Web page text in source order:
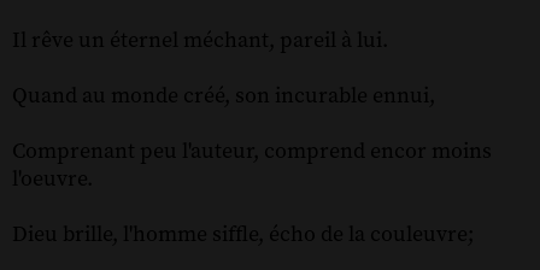
Il rêve un éternel méchant, pareil à lui.
Quand au monde créé, son incurable ennui,
Comprenant peu l'auteur, comprend encor moins
l'oeuvre.
Dieu brille, l'homme siffle, écho de la couleuvre;